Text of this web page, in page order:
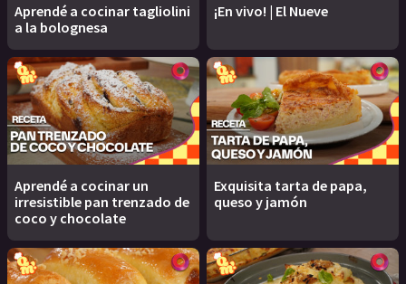
Aprendé a cocinar tagliolini
a la bolognesa
¡En vivo! | El Nueve
Aprendé a cocinar un
irresistible pan trenzado de
coco y chocolate
Exquisita tarta de papa,
queso y jamón